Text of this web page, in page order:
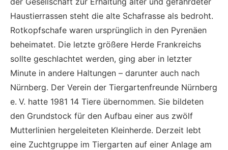
Haustierrassen steht die alte Schafrasse als bedroht.
Rotkopfschafe waren ursprünglich in den Pyrenäen
beheimatet. Die letzte größere Herde Frankreichs
sollte geschlachtet werden, ging aber in letzter
Minute in andere Haltungen – darunter auch nach
Nürnberg. Der Verein der Tiergartenfreunde Nürnberg
e. V. hatte 1981 14 Tiere übernommen. Sie bildeten
den Grundstock für den Aufbau einer aus zwölf
Mutterlinien hergeleiteten Kleinherde. Derzeit lebt
eine Zuchtgruppe im Tiergarten auf einer Anlage am